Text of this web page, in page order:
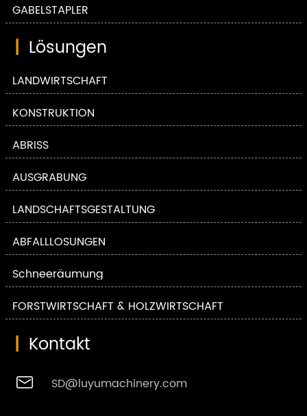
GABELSTAPLER
| Lösungen
LANDWIRTSCHAFT
KONSTRUKTION
ABRISS
AUSGRABUNG
LANDSCHAFTSGESTALTUNG
ABFALLLÖSUNGEN
Schneeräumung
FORSTWIRTSCHAFT & HOLZWIRTSCHAFT
| Kontakt
 SD@luyumachinery.com